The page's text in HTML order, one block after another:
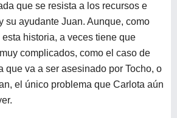
que se resista a los recursos e
su ayudante Juan. Aunque, como
historia, a veces tiene que
complicados, como el caso de
que va a ser asesinado por Tocho, o
el único problema que Carlota aún